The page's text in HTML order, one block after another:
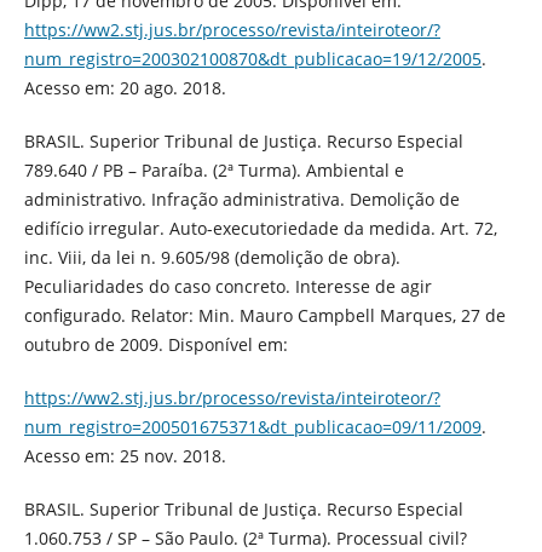
https://ww2.stj.jus.br/processo/revista/inteiroteor/?
num_registro=200302100870&dt_publicacao=19/12/2005.
Acesso em: 20 ago. 2018.
BRASIL. Superior Tribunal de Justiça. Recurso Especial
789.640 / PB – Paraíba. (2ª Turma). Ambiental e
administrativo. Infração administrativa. Demolição de
edifício irregular. Auto-executoriedade da medida. Art. 72,
inc. Viii, da lei n. 9.605/98 (demolição de obra).
Peculiaridades do caso concreto. Interesse de agir
configurado. Relator: Min. Mauro Campbell Marques, 27 de
outubro de 2009. Disponível em:
https://ww2.stj.jus.br/processo/revista/inteiroteor/?
num_registro=200501675371&dt_publicacao=09/11/2009.
Acesso em: 25 nov. 2018.
BRASIL. Superior Tribunal de Justiça. Recurso Especial
1.060.753 / SP – São Paulo. (2ª Turma). Processual civil?